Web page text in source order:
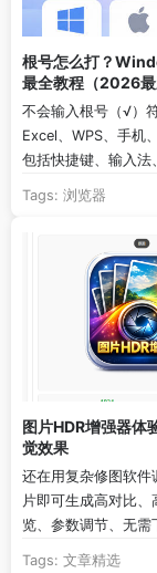
根号怎么打？
最全教程（2026最
不会输入根号（√）
Excel、WPS、手机
包括快捷键、输入法
Tags: 浏览器
图片HDR增强器体
觉效果
还在用复杂修图软件
片即可生成高对比
览、参数调节、无需
Tags: 文章精选